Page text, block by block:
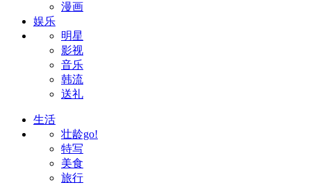
漫画
娱乐
明星
影视
音乐
韩流
送礼
生活
壮龄go!
特写
美食
旅行